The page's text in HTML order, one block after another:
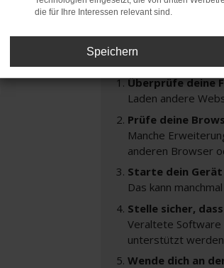
Beim Laden ist ein
Hier sind ein paar
Überprüfe deine
Laden andere
Prüfe deine
Manche
anderen Browser
Starte dein Gerät
Das kann
Stelle sicher,
Veraltete Software
unterstützt
Wende dich an
die für Ihre Interessen relevant sind.
Speichern